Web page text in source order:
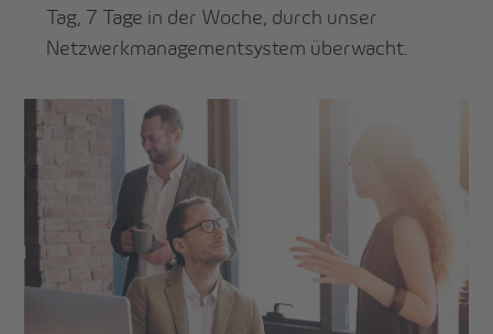
Tag, 7 Tage in der Woche, durch unser
Netzwerkmanagementsystem überwacht.